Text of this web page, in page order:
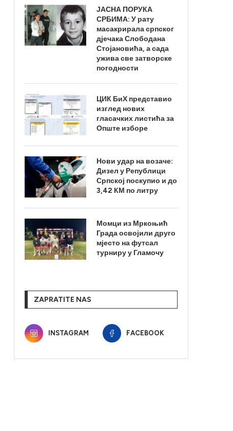
ЈАСНА ПОРУКА
СРБИМА: У рату
масакрирала српског
дјечака Слободана
Стојановића, а сада
ужива све затворске
погодности
ЦИК БиХ представио
изглед нових
гласачких листића за
Опште изборе
Нови удар на возаче:
Дизел у Републици
Српској поскупио и до
3,42 КМ по литру
Момци из Мркоњић
Града освојили друго
мјесто на футсал
турниру у Гламочу
ZAPRATITE NAS
INSTAGRAM FACEBOOK